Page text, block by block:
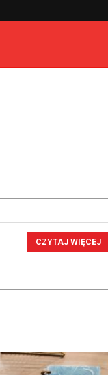
CZYTAJ WIĘCEJ